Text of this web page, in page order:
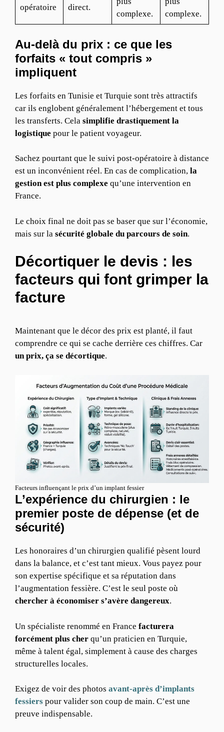
opératoire direct.
complexe.
complexe.
Au-delà du prix : ce que les
forfaits « tout compris »
impliquent
Les forfaits en Tunisie et Turquie sont très attractifs
car ils englobent généralement l’hébergement et tous
les transferts. Cela simplifie drastiquement la
logistique pour le patient voyageur.
Sachez pourtant que le suivi post-opératoire à distance
est un inconvénient réel. En cas de complication, la
gestion est plus complexe qu’une intervention en
France.
Le choix final ne doit pas se baser que sur l’économie,
mais sur la sécurité globale du parcours de soin.
Décortiquer le devis : les
facteurs qui font grimper la
facture
Maintenant que le décor des prix est planté, il faut
comprendre ce qui se cache derrière ces chiffres. Car
un prix, ça se décortique.
Facteurs influençant le prix d’un implant fessier
L’expérience du chirurgien : le
premier poste de dépense (et de
sécurité)
Les honoraires d’un chirurgien qualifié pèsent lourd
dans la balance, et c’est tant mieux. Vous payez pour
son expertise spécifique et sa réputation dans
l’augmentation fessière. C’est le seul poste où
chercher à économiser s’avère dangereux.
Un spécialiste renommé en France facturera
forcément plus cher qu’un praticien en Turquie,
même à talent égal, simplement à cause des charges
structurelles locales.
Exigez de voir des photos avant-après d’implants
fessiers pour valider son coup de main. C’est une
preuve indispensable.